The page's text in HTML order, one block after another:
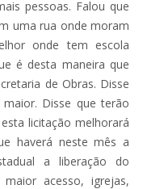
pessoas. Falou que
uma rua onde moram
onde tem escola
é desta maneira que
de Obras. Disse
Disse que terão
licitação melhorará
haverá neste mês a
a liberação do
acesso, igrejas,